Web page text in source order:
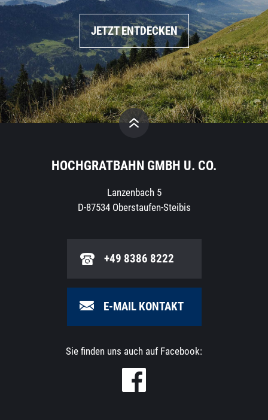
JETZT ENTDECKEN
HOCHGRATBAHN GMBH U. CO.
Lanzenbach 5
D-87534 Oberstaufen-Steibis
+49 8386 8222
E-MAIL KONTAKT
Sie finden uns auch auf Facebook: